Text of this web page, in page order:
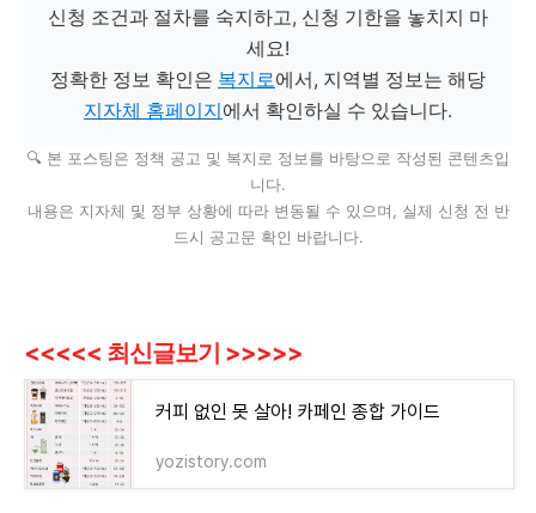
신청 조건과 절차를 숙지하고, 신청 기한을 놓치지 마
세요!
정확한 정보 확인은 복지로에서, 지역별 정보는 해당
지자체 홈페이지 에서 확인하실 수 있습니다.
🔍 본 포스팅은 정책 공고 및 복지로 정보를 바탕으로 작성된 콘텐츠입
니다.
내용은 지자체 및 정부 상황에 따라 변동될 수 있으며, 실제 신청 전 반
드시 공고문 확인 바랍니다.
<<<<< 최신글보기 >>>>>
커피 없인 못 살아! 카페인 종합 가이드
yozistory.com